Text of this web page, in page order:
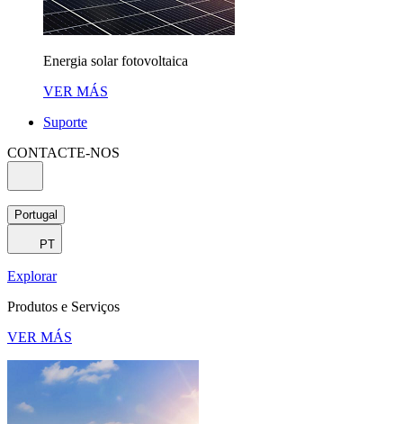
Energia solar fotovoltaica
VER MÁS
Suporte
CONTACTE-NOS
Portugal
PT
Explorar
Produtos e Serviços
VER MÁS